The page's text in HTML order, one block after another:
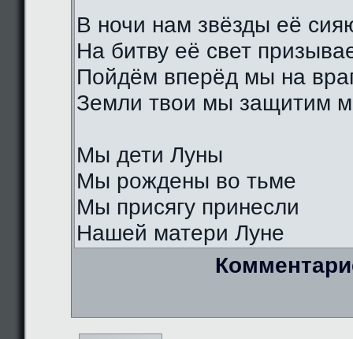
В ночи нам звёзды её
На битву её свет
Пойдём вперёд мы на
Земли твои мы защитим
Мы дети Луны
Мы рождены во тьме
Мы присягу принесли
Нашей матери Луне